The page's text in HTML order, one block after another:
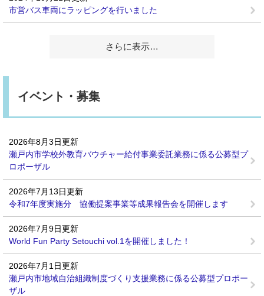
市営バス車両にラッピングを行いました
さらに表示…
イベント・募集
2026年8月3日更新
瀬戸内市学校外教育バウチャー給付事業委託業務に係る公募型プ
ロポーザル
2026年7月13日更新
令和7年度実施分 協働提案事業等成果報告会を開催します
2026年7月9日更新
World Fun Party Setouchi vol.1を開催しました！
2026年7月1日更新
瀬戸内市地域自治組織制度づくり支援業務に係る公募型プロポー
ザル